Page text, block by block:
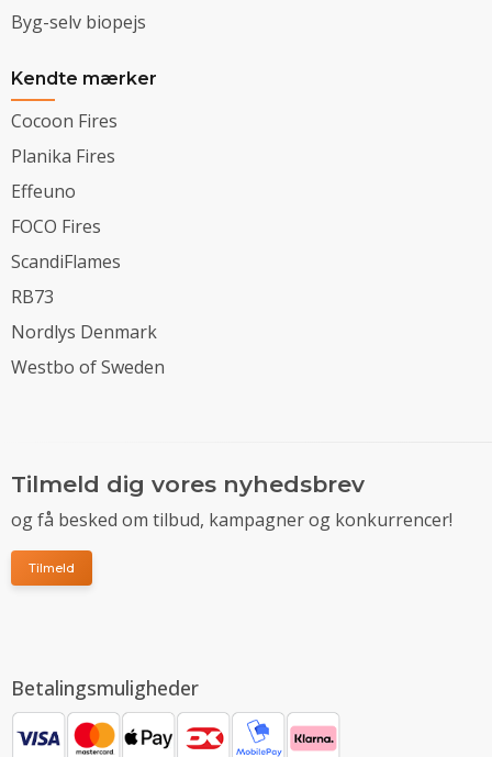
Byg-selv biopejs
Kendte mærker
Cocoon Fires
Planika Fires
Effeuno
FOCO Fires
ScandiFlames
RB73
Nordlys Denmark
Westbo of Sweden
Tilmeld dig vores nyhedsbrev
og få besked om tilbud, kampagner og konkurrencer!
Tilmeld
Betalingsmuligheder